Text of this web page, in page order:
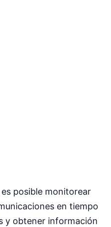
posible monitorear
en tiempo
y obtener información